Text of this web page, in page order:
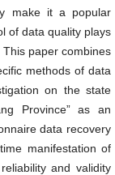
make it a popular
of data quality plays
paper combines
methods of data
on the state
Province” as an
data recovery
manifestation of
and validity